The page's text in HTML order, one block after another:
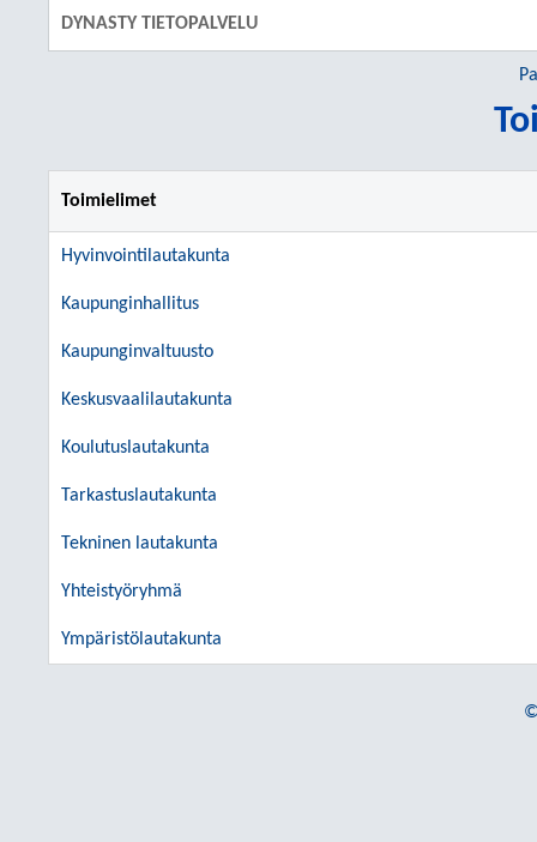
DYNASTY TIETOPALVELU
Toimielimet
Hyvinvointilautakunta
Kaupunginhallitus
Kaupunginvaltuusto
Keskusvaalilautakunta
Koulutuslautakunta
Tarkastuslautakunta
Tekninen lautakunta
Yhteistyöryhmä
Ympäristölautakunta